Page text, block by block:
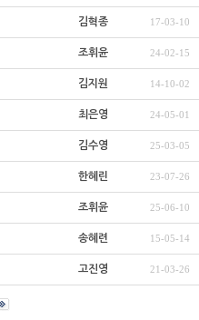
김혁종 17-03-10
조휘윤 24-02-15
김지원 14-10-02
최은영 24-05-01
김수영 25-03-05
한혜린 23-07-26
조휘윤 25-06-10
송혜련 15-05-14
고진영 21-03-26